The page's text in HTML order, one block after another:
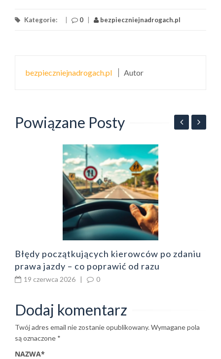
Kategorie: 0 bezpieczniejnadrogach.pl
bezpieczniejnadrogach.pl Autor
Powiązane Posty
Błędy początkujących kierowców po zdaniu
prawa jazdy – co poprawić od razu
19 czerwca 2026 | 0
Dodaj komentarz
Twój adres email nie zostanie opublikowany.Wymagane pola
są oznaczone *
NAZWA*